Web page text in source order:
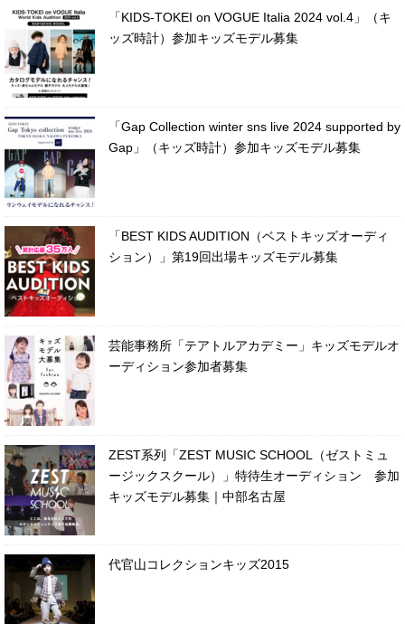
「KIDS-TOKEI on VOGUE Italia 2024 vol.4」（キ
ッズ時計）参加キッズモデル募集
「Gap Collection winter sns live 2024 supported by
Gap」（キッズ時計）参加キッズモデル募集
「BEST KIDS AUDITION（ベストキッズオーディ
ション）」第19回出場キッズモデル募集
芸能事務所「テアトルアカデミー」キッズモデルオ
ーディション参加者募集
ZEST系列「ZEST MUSIC SCHOOL（ゼストミュ
ージックスクール）」特待生オーディション 参加
キッズモデル募集｜中部名古屋
代官山コレクションキッズ2015